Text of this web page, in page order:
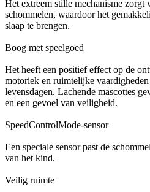
Het extreem stille mechanisme zorgt
schommelen, waardoor het
slaap te brengen.
Boog met speelgoed
Het heeft een positief effect op de
motoriek en ruimtelijke
levensdagen. Lachende mascottes
en een gevoel van veiligheid.
SpeedControlMode-sensor
Een speciale sensor past de
van het kind.
Veilig ruimte